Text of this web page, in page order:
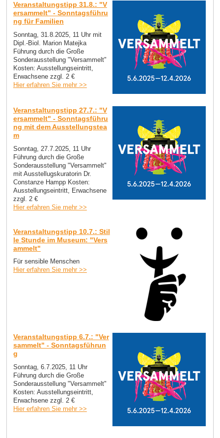
Veranstaltungstipp 31.8.: "V
ersammelt" - Sonntagsführu
ng für Familien
Sonntag, 31.8.2025, 11 Uhr mit
Dipl.-Biol. Marion Matejka
Führung durch die Große
Sonderausstellung "Versammelt"
Kosten: Ausstellungseintritt,
Erwachsene zzgl. 2 €
Hier erfahren Sie mehr >>
Veranstaltungstipp 27.7.: "V
ersammelt" - Sonntagsführu
ng mit dem Ausstellungstea
m
Sonntag, 27.7.2025, 11 Uhr
Führung durch die Große
Sonderausstellung "Versammelt"
mit Ausstellugskuratorin Dr.
Constanze Hampp Kosten:
Ausstellungseintritt, Erwachsene
zzgl. 2 €
Hier erfahren Sie mehr >>
Veranstaltungstipp 10.7.: Stil
le Stunde im Museum: "Vers
ammelt"
Für sensible Menschen
Hier erfahren Sie mehr >>
Veranstaltungstipp 6.7.: "Ver
sammelt" - Sonntagsführun
g
Sonntag, 6.7.2025, 11 Uhr
Führung durch die Große
Sonderausstellung "Versammelt"
Kosten: Ausstellungseintritt,
Erwachsene zzgl. 2 €
Hier erfahren Sie mehr >>